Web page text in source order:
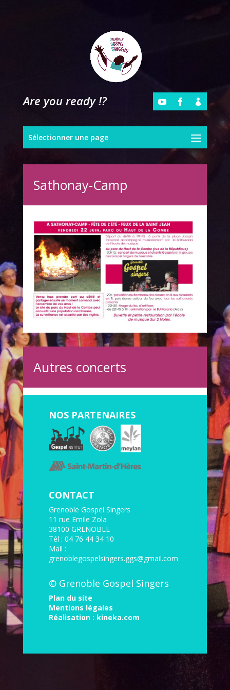
Are you ready !?
Sélectionner une page
Sathonay-Camp
Autres concerts
NOS PARTENAIRES
CONTACT
Grenoble Gospel Singers
11 rue Emile Zola
38100 GRENOBLE
Tél : 04 76 44 34 10
Mail :
grenoblegospelsingers.ggs@gmail.com
© Grenoble Gospel Singers
Plan du site
Mentions légales
Réalisation : kineka.com